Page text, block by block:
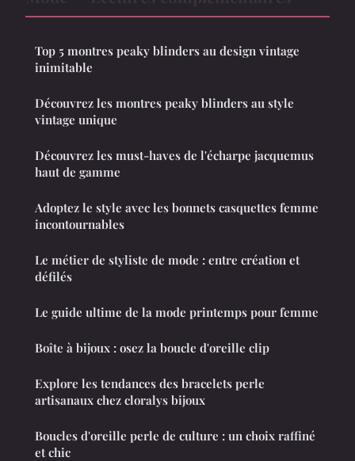
Top 5 montres peaky blinders au design vintage
inimitable
Découvrez les montres peaky blinders au style
vintage unique
Découvrez les must-haves de l'écharpe jacquemus
haut de gamme
Adoptez le style avec les bonnets casquettes femme
incontournables
Le métier de styliste de mode : entre création et
défilés
Le guide ultime de la mode printemps pour femme
Boîte à bijoux : osez la boucle d'oreille clip
Explore les tendances des bracelets perle
artisanaux chez cloralys bijoux
Boucles d'oreille perle de culture : un choix raffiné
et chic